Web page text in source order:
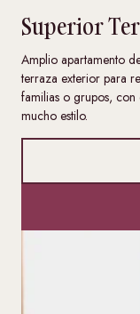
Superior
Amplio apartamento
terraza exterior para
familias o grupos,
mucho estilo.